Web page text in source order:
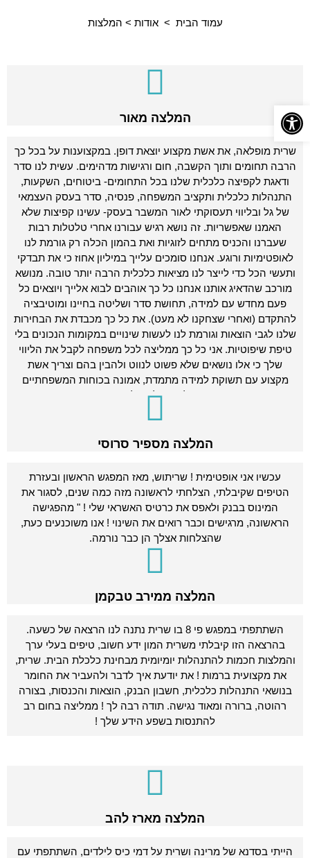
עמוד הבית > אודות > המלצות
המלצה מאור
שרית מופלאה, את אשת מקצוע יוצאת דופן. במקצוענות על בכל כך
הרבה תחומים ותוך הקשבה, חום ורגישות מדהימים. עשית לנו סדר
ודאגת לקפיצה כלכלית שלנו בכל התחומים- ביטוחים, השקעות,
התנהלות כלכלית ותקציב המשפחה, פנסיה, סדר בעסק העצמאי
של גל ובליווי תעסוקתי לאור המשבר בעסק- עשינו קפיצות שלא
האמנו שאפשריות. זה נושא רגיש עבורנו אחרי טלטלות רבות
שעברנו והכניס מתחים לזוגיות ואת בהמון הכלה רק גורמת לנו
לאופטימיות ורוגע. אנחנו סומכים עלייך במיליון אחוז כי את תבדקי
ותעשי הכל כדי לייצר לנו מציאות כלכלית הרבה יותר טובה. מנושא
מורכב שהדאיג אותנו אנחנו כל כך אוהבים לבוא אלייך ויוצאים כל
פעם מחדש עם למידה, תחושת סדר ושליטה בחיינו ומוטיבציה
להתקדם (ואחרי שצחקנו לא מעט). את כל כך מכבדת את הבחירות
שלנו לגבי הוצאות וגורמת לנו לעשות שינויים במקומות הנכונים בלי
טיפת שיפוטיות. אני כל כך ממליצה לכל משפחה לקבל את הליווי
שלך כי אלו נושאים שלא פשוט לנווט ולהבין בהם וצריך אשת
מקצוע עם תשוקת למידה מתמדת, אמונה בכוחות המשפחתיים
וחיוביות כמו שלך כדי לכוון למקומות הנכונים.
המלצה מספיר סרוסי
עכשיו אני אופטימית ! שריתוש, מאז המפגש הראשון ובעזרת
הטיפים שקיבלתי, הצלחתי לראשונה מזה כמה שנים, לסגור את
המינוס בבנק ולאפס את כרטיס האשראי שלי ! " מהפגישה
הראשונה, מרגישים וכבר רואים את השינוי ! אנו משוכנעים כעת,
שהצלחות אצלך הן כבר נורמה.
המלצה ממירב טבקמן
השתתפתי במפגש פי 8 בו שרית נתנה לנו הרצאה של כשעה.
בהרצאה הזו קיבלתי משרית המון ידע חשוב, טיפים בעלי ערך
והמלצות חכמות להתנהלות יומיומית מבחינת כלכלת הבית. שרית,
את מקצועית ברמות ! את יודעת איך לדבר ולהעביר את החומר
בנושאי התנהלות כלכלית, חשבון הבנק, הוצאות והכנסות, בצורה
רהוטה, ברורה ומאוד נגישה. תודה רבה לך ! ממליצה בחום רב
להתנסות בשפע הידע שלך !
המלצה מארז להב
הייתי בסדנא של מרינה ושרית על דמי כיס לילדים, השתתפתי עם
פתח סרגל נגישות